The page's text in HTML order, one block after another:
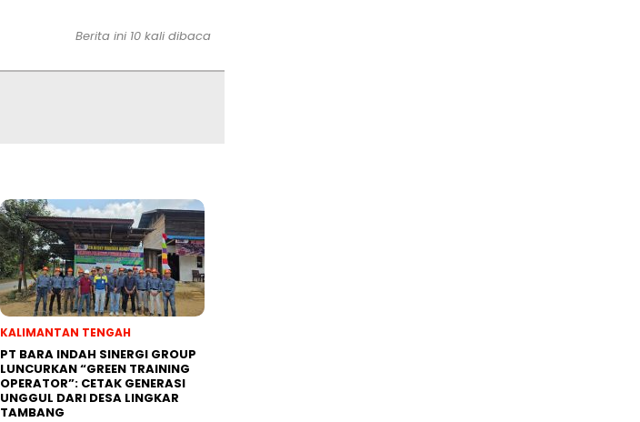
Berita ini 10 kali dibaca
KALIMANTAN TENGAH
PT BARA INDAH SINERGI GROUP
LUNCURKAN “GREEN TRAINING
OPERATOR”: CETAK GENERASI
UNGGUL DARI DESA LINGKAR
TAMBANG